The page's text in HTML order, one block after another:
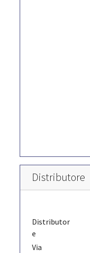
Distributore
Distributor
e
Via